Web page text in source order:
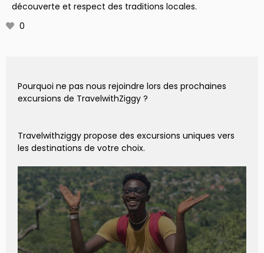
découverte et respect des traditions locales.
0
Pourquoi ne pas nous rejoindre lors des prochaines
excursions de TravelwithZiggy ?
Travelwithziggy propose des excursions uniques vers
les destinations de votre choix.